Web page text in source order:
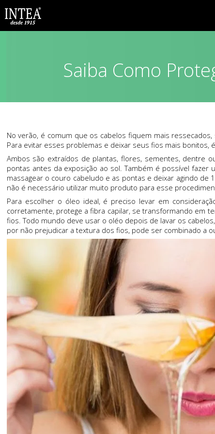
Saiba Como
No verão, é comum que os cabelos fiquem mais
Para evitar esses problemas e deixar seus fios mais
Ambos são extraídos de plantas, flores, sementes, dentre
pontas antes da exposição ao sol. Também é possível
massagear o couro cabeludo e as pontas e deixar agindo
não é necessário utilizar muito produto para esse
Para escolher o óleo ideal, é preciso levar em
corretamente, protege a fibra capilar, se transformando em
fios. Todo mundo deve usar o oléo depois de lavar os
por não prejudicar a textura dos fios, pode ser combinado a